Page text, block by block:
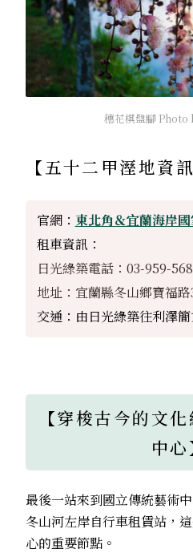
穗花棋盤腳 Photo
【五十二甲溼地資
官網： 東北角＆宜蘭海岸
租車資訊：
日光綠築電話：03-959-
地址：宜蘭縣冬山鄉寶福
交通：由日光綠築往利澤
【穿梭古今的文化
中心
最後一站來到國立傳統藝術
冬山河左岸自行車租賃站，
心的重要節點。